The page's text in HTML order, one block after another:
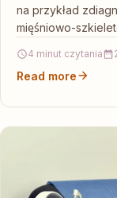
na przykład
mięśniowo-
4 minut czytania
Read more